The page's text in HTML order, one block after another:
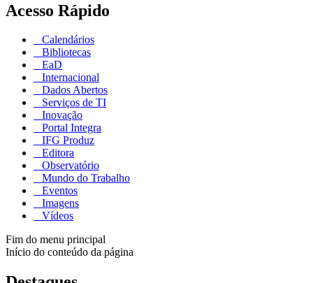
Acesso Rápido
Calendários
Bibliotecas
EaD
Internacional
Dados Abertos
Serviços de TI
Inovação
Portal Integra
IFG Produz
Editora
Observatório
Mundo do Trabalho
Eventos
Imagens
Vídeos
Fim do menu principal
Início do conteúdo da página